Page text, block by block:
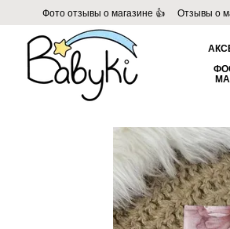
Перейти к основному контенту
Фото отзывы о магазине 👍 Отзывы о
Пользовательское соглашение